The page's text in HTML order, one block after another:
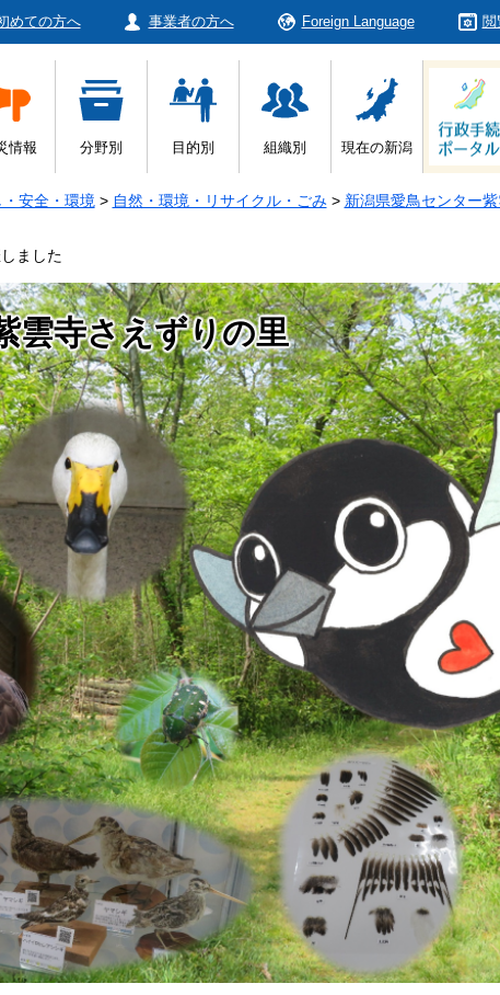
めての方へ 事業者の方へ Foreign Language 閲
情報 分野別 目的別 組織別 現在の新潟
・安全・環境 > 自然・環境・リサイクル・ごみ > 新潟県愛鳥センター
ました
雲寺さえずりの里